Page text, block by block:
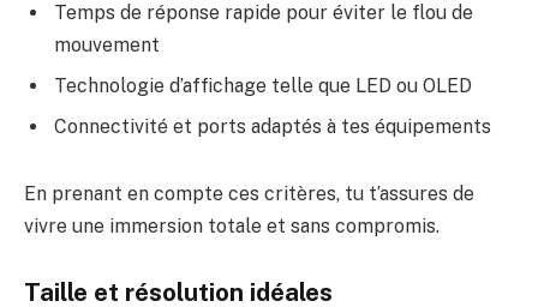
Temps de réponse rapide pour éviter le flou de
mouvement
Technologie d’affichage telle que LED ou OLED
Connectivité et ports adaptés à tes équipements
En prenant en compte ces critères, tu t’assures de
vivre une immersion totale et sans compromis.
Taille et résolution idéales